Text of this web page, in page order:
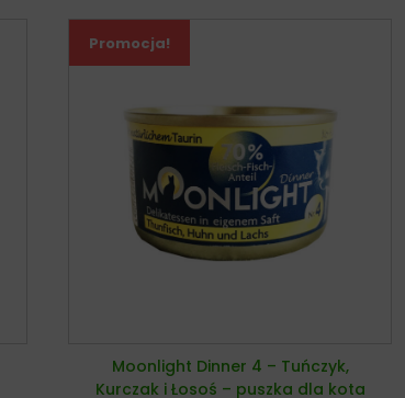
Promocja!
Moonlight Dinner 4 – Tuńczyk,
Kurczak i Łosoś – puszka dla kota